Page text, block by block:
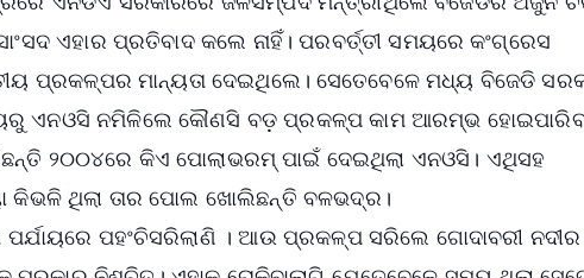
ଏହାର ପ୍ରତିବାଦ କଲେ ନାହିଁ। ପରବର୍ତ୍ତୀ ସମୟରେ କଂଗ୍ରେସ
ପ୍ରକଳ୍ପର ମାନ୍ୟତା ଦେଇଥିଲେ। ସେତେବେଳେ ମଧ୍ୟ ବିଜେଡି
ଏନଓସି ନମିଳିଲେ କୌଣସି ବଡ଼ ପ୍ରକଳ୍ପ କାମ ଆରମ୍ଭ ହୋଇପାରିବା
୨୦୦୪ରେ କିଏ ପୋଲାଭରମ୍ ପାଇଁ ଦେଇଥିଲା ଏନଓସି। ଏଥିସହ
ଥିଲା ତାର ପୋଲ ଖୋଲିଛନ୍ତି ବଳଭଦ୍ର।
ପହଂଚିସରିଲାଣି । ଆଉ ପ୍ରକଳ୍ପ ସରିଲେ ଗୋଦାବରୀ